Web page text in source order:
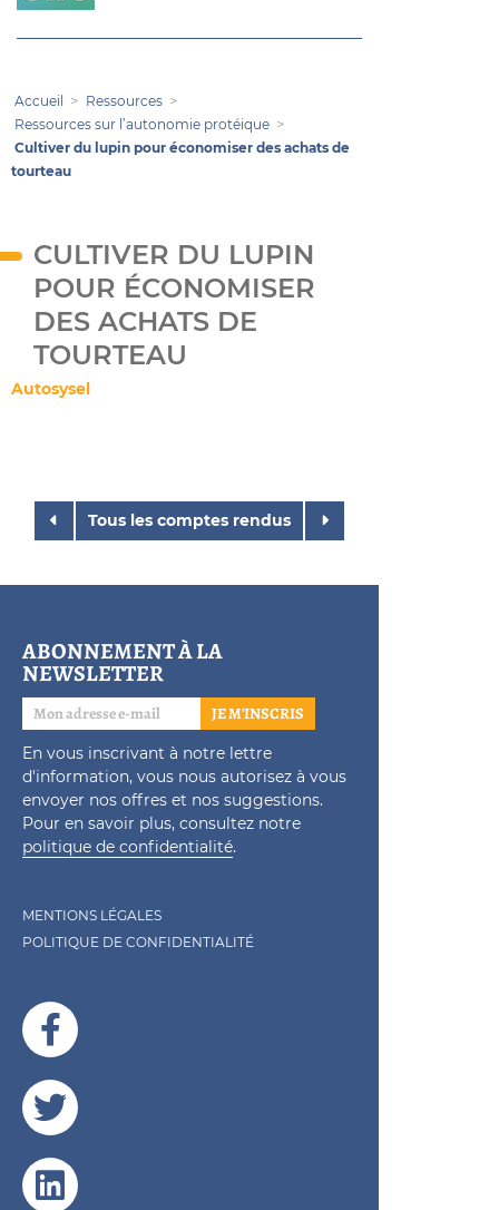
Accueil
Ressources
Ressources sur l’autonomie protéique
Cultiver du lupin pour économiser des achats de
tourteau
CULTIVER DU LUPIN
POUR ÉCONOMISER
DES ACHATS DE
TOURTEAU
Autosysel
Tous les comptes rendus
ABONNEMENT À LA
NEWSLETTER
JE M'INSCRIS
En vous inscrivant à notre lettre
d'information, vous nous autorisez à vous
envoyer nos offres et nos suggestions.
Pour en savoir plus, consultez notre
politique de confidentialité.
MENTIONS LÉGALES
POLITIQUE DE CONFIDENTIALITÉ